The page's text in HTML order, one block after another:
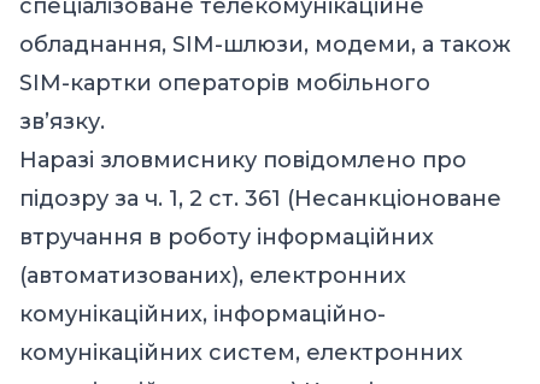
спеціалізоване телекомунікаційне
обладнання, SIM-шлюзи, модеми, а також
SIM-картки операторів мобільного
зв’язку.
Наразі зловмиснику повідомлено про
підозру за ч. 1, 2 ст. 361 (Несанкціоноване
втручання в роботу інформаційних
(автоматизованих), електронних
комунікаційних, інформаційно-
комунікаційних систем, електронних